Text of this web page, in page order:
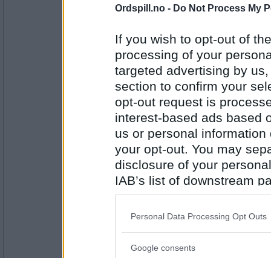
Ordspill.no - Do Not Process My
If you wish to opt-out of
processing of your
targeted advertising by
section to confirm your
opt-out request is
interest-based ads based
us or personal
your opt-out. You may
disclosure of your
IAB’s list of downstream
also be disclosed by us
Downstream Participants
Please note that this
Personal Data Processing Opt Outs
Google consents
Antall innlegg:
137
JamesO- Ikke medlem lenger
Antall innlegg:
2649
Gitar
Favorittmusiker ?
247
Henning Sommero.
Fineste film?
- Ikke medlem lenger
"Wilbur wants to kill himself"